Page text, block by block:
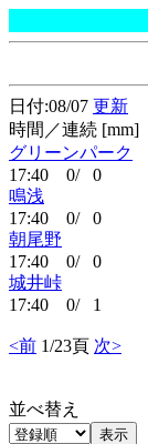
日付:08/07 更新
時間／連続 [mm]
グリーンパーク
17:40 0/ 0
鳴浅
17:40 0/ 0
朝尾野
17:40 0/ 0
城井峠
17:40 0/ 1
<前 1/23頁 次>
並べ替え